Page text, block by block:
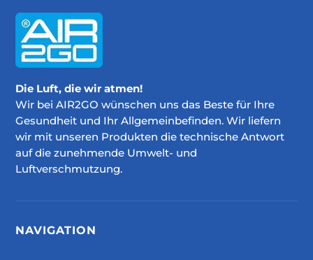
Die Luft, die wir atmen!
Wir bei AIR2GO wünschen uns das Beste für Ihre
Gesundheit und Ihr Allgemeinbefinden. Wir liefern
wir mit unseren Produkten die technische Antwort
auf die zunehmende Umwelt- und
Luftverschmutzung.
NAVIGATION